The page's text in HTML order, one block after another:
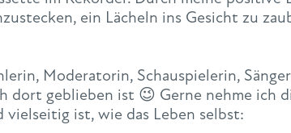
ein Lächeln ins Gesicht zu
Moderatorin, Schauspielerin,
dort geblieben ist 😉 Gerne nehme ich
ist, wie das Leben selbst: